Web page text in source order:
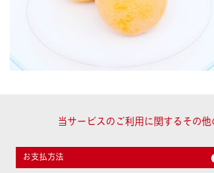
当サービスのご利用に関するその
お支払方法